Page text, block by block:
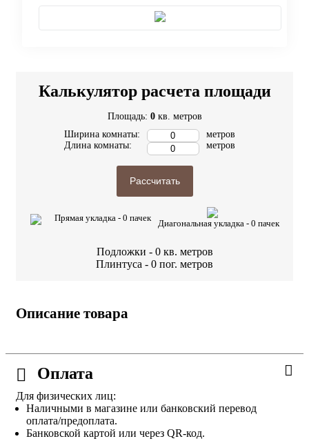
Калькулятор расчета площади
Площадь: 0 кв. метров
Ширина комнаты:
Длина комнаты:
метров
метров
Рассчитать
Прямая укладка - 0 пачек
Диагональная укладка - 0 пачек
Подложки - 0 кв. метров
Плинтуса - 0 пог. метров
Описание товара
Оплата
Для физических лиц:
Наличными в магазине или банковский перевод
оплата/предоплата.
Банковской картой или через QR-код.